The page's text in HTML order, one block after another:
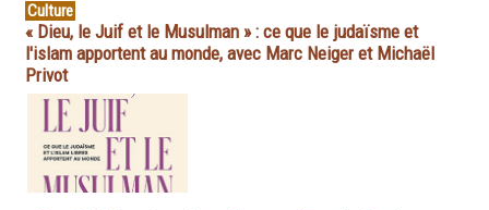
Culture
« Dieu, le Juif et le Musulman » : ce que le judaïsme et
l'islam apportent au monde, avec Marc Neiger et Michaël
Privot